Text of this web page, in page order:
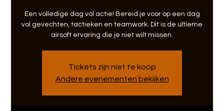
Een volledige dag vol actie! Bereid je voor op een dag
vol gevechten, tactieken en teamwork. Dit is de ultieme
airsoft ervaring die je niet wilt missen.
Tickets zijn niet te koop
Andere evenementen bekijken